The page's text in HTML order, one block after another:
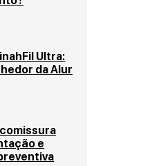
Ultra:
da Alur
e